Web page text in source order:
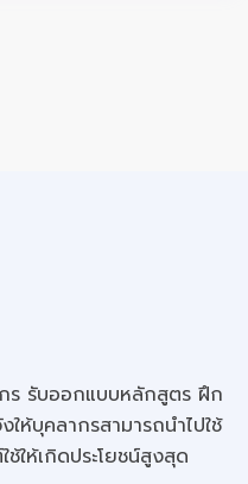
ร รับออกแบบหลักสูตร ฝึก
ห้บุคลากรสามารถนำไปใช้
ช้ให้เกิดประโยชน์สูงสุด